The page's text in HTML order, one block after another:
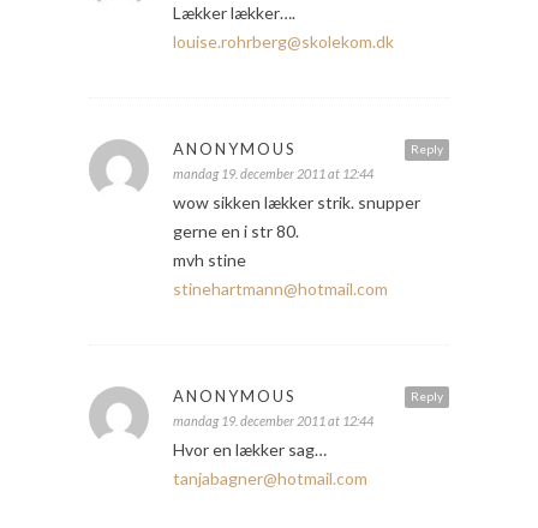
Lækker lækker….
louise.rohrberg@skolekom.dk
Reply
ANONYMOUS
mandag 19. december 2011 at 12:44
wow sikken lækker strik. snupper
gerne en i str 80.
mvh stine
stinehartmann@hotmail.com
Reply
ANONYMOUS
mandag 19. december 2011 at 12:44
Hvor en lækker sag…
tanjabagner@hotmail.com